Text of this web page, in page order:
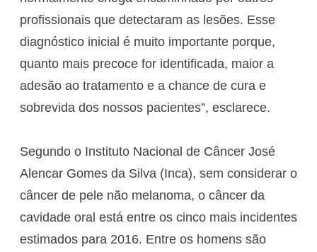
profissionais que detectaram as lesões. Esse
diagnóstico inicial é muito importante porque,
quanto mais precoce for identificada, maior a
adesão ao tratamento e a chance de cura e
sobrevida dos nossos pacientes”, esclarece.
Segundo o Instituto Nacional de Câncer José
Alencar Gomes da Silva (Inca), sem considerar o
câncer de pele não melanoma, o câncer da
cavidade oral está entre os cinco mais incidentes
estimados para 2016. Entre os homens são